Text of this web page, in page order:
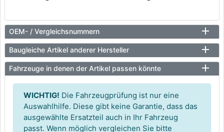
OEM- / Vergleichsnummern
Baugleiche Artikel anderer Hersteller
Fahrzeuge in denen der Artikel passen könnte
WICHTIG! Die Fahrzeugprüfung ist nur eine
Auswahlhilfe. Diese gibt keine Garantie, dass das
ausgewählte Ersatzteil auch in Ihr Fahrzeug
passt. Wenn möglich vergleichen Sie bitte